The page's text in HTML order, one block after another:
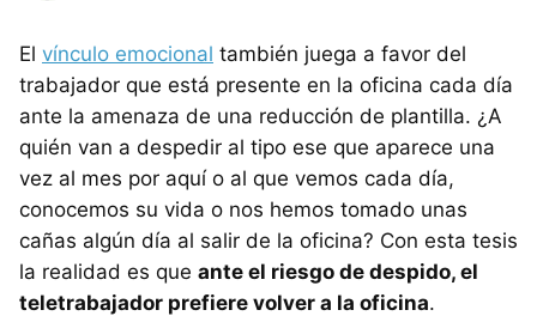
El vínculo emocional también juega a favor del
trabajador que está presente en la oficina cada día
ante la amenaza de una reducción de plantilla. ¿A
quién van a despedir al tipo ese que aparece una
vez al mes por aquí o al que vemos cada día,
conocemos su vida o nos hemos tomado unas
cañas algún día al salir de la oficina? Con esta tesis
la realidad es que ante el riesgo de despido, el
teletrabajador prefiere volver a la oficina.